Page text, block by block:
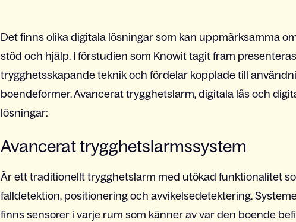
Det finns olika digitala lösningar som kan uppmärksamma
stöd och hjälp. I förstudien som Knowit tagit fram
trygghetsskapande teknik och fördelar kopplade till
boendeformer. Avancerat trygghetslarm, digitala lås och
lösningar:
Avancerat trygghetslarmssystem
Är ett traditionellt trygghetslarm med utökad funktionalitet
falldetektion, positionering och avvikelsedetektering.
finns sensorer i varje rum som känner av var den boende